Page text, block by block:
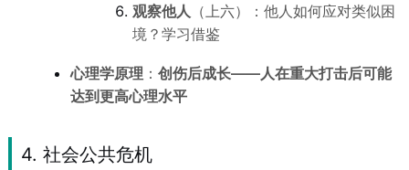
观察他人 （上六）：他人如何应对类似困
境？学习借鉴
心理学原理 ： 创伤后成长——人在重大打击后可能
达到更高心理水平
4. 社会公共危机